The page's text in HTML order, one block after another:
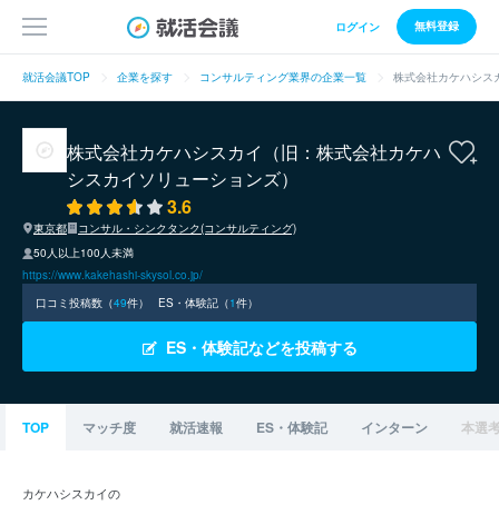
ログイン 無料登録
就活会議TOP 企業を探す コンサルティング業界の企業一覧 株式会社カケハシス
株式会社カケハシスカイ（旧：株式会社カケハ
シスカイソリューションズ）
3.6
東京都
コンサル・シンクタンク(コンサルティング)
50人以上100人未満
https://www.kakehashi-skysol.co.jp/
口コミ投稿数（49件） ES・体験記（1件）
ES・体験記などを投稿する
TOP マッチ度 就活速報 ES・体験記 インターン 本選
カケハシスカイの